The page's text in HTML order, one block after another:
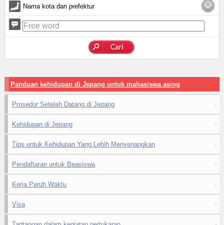
Nama kota dan prefektur
Panduan kehidupan di Jepang untuk mahasiswa asing
Prosedur Setelah Datang di Jepang
Kehidupan di Jepang
Tips untuk Kehidupan Yang Lebih Menyenangkan
Pendaftaran untuk Beasiswa
Kerja Paruh Waktu
Visa